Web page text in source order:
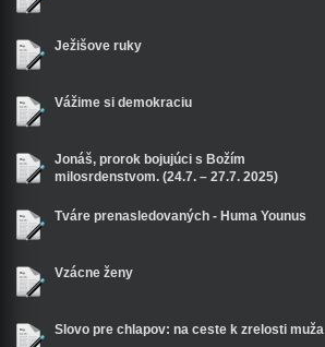
Ježišove ruky
Vážime si demokraciu
Jonáš, prorok bojujúci s Božím
milosrdenstvom. (24.7. – 27.7. 2025)
Tváre prenasledovaných - Huma Younus
Vzácne ženy
Slovo pre chlapov: na ceste k zrelosti muža